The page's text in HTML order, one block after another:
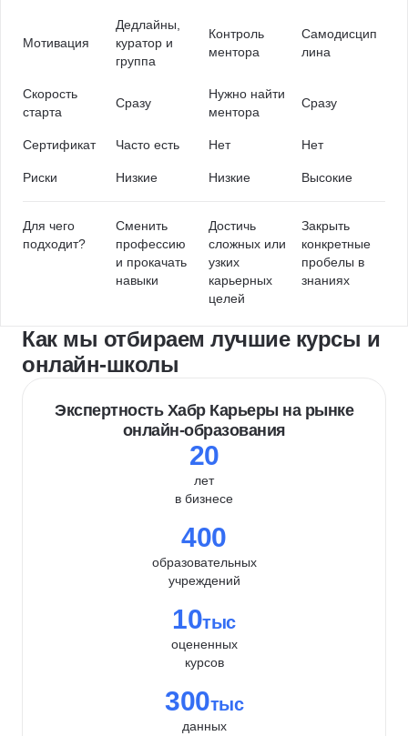
Мотивация
Дедлайны,
куратор и
группа
Контроль
ментора
Самодисцип
лина
Скорость
старта
Сразу
Нужно найти
ментора
Сразу
Сертификат Часто есть Нет Нет
Риски Низкие Низкие Высокие
Для чего
подходит?
Сменить
профессию
и прокачать
навыки
Достичь
сложных или
узких
карьерных
целей
Закрыть
конкретные
пробелы в
знаниях
Как мы отбираем лучшие курсы и
онлайн-школы
Экспертность Хабр Карьеры на рынке
онлайн-образования
20
лет
в бизнесе
400
образовательных
учреждений
10тыс
оцененных
курсов
300тыс
данных